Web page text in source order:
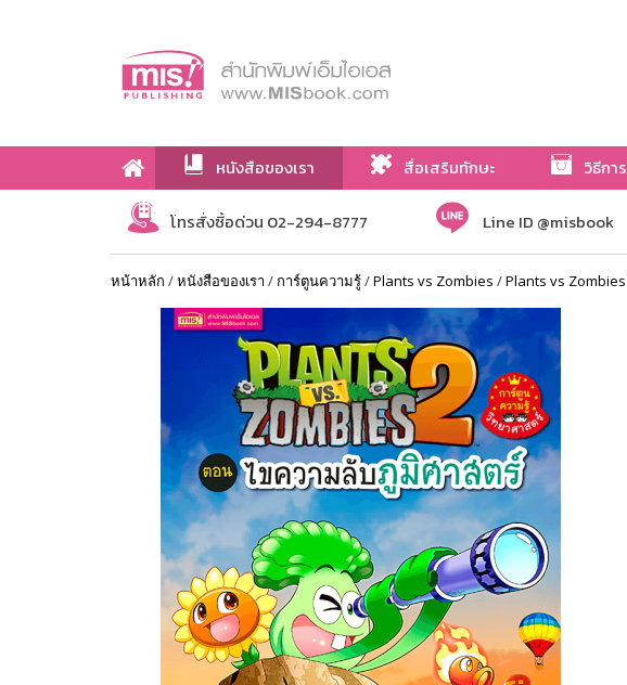
หนังสือของเรา สื่อเสริมทักษะ วิธีกา
เกี่ยวกับเรา
โทรสั่งซื้อด่วน 02-294-8777 Line ID @misbook
หน้าหลัก /หนังสือของเรา / การ์ตูนความรู้/Plants vs Zombies /Plants vs